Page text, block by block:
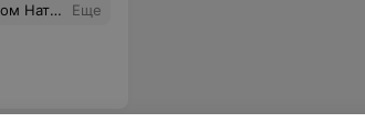
именно ваша. Еще